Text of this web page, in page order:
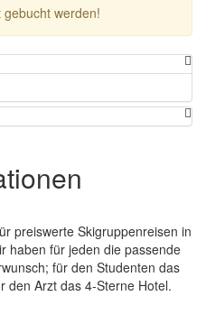
werden!
preiswerte Skigruppenreisen in
haben für jeden die passende
für den Studenten das
den Arzt das 4-Sterne Hotel.